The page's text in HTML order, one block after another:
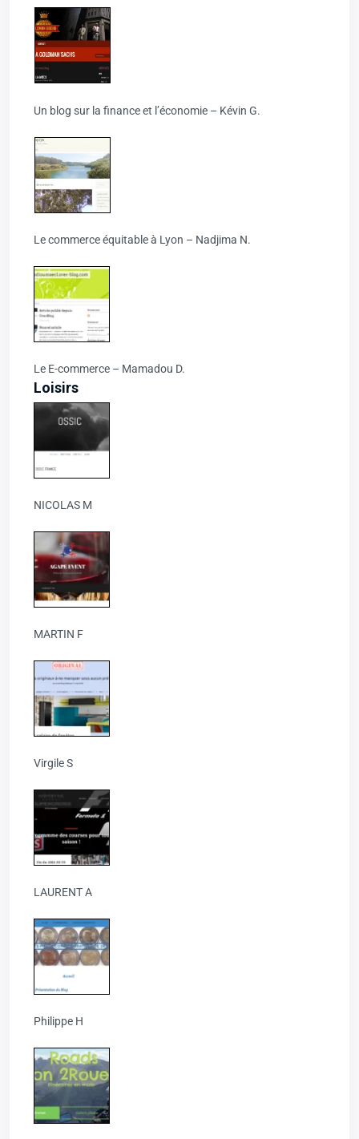
Un blog sur la finance et l’économie – Kévin G.
Le commerce équitable à Lyon – Nadjima N.
Le E-commerce – Mamadou D.
Loisirs
NICOLAS M
MARTIN F
Virgile S
LAURENT A
Philippe H